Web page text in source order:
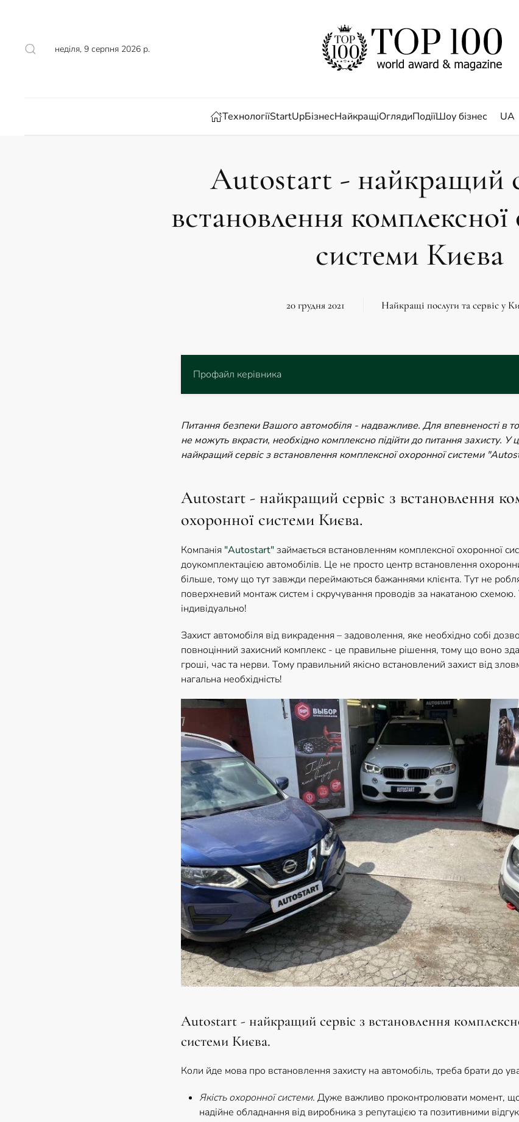
неділя, 9 серпня 2026 р.
ТехнологіїStartUpБізнесНайкращіОглядиПодіїШоу бізнес UA
Autostart - найкращий
встановлення
системи Києва
20 грудня 2021 Найкращі послуги та сервіс у
Профайл керівника
Питання безпеки Вашого автомобіля - надважливе. Для впевненості в
не можуть вкрасти, необхідно комплексно підійти до питання захисту.
найкращий сервіс з встановлення комплексної охоронної системи
Autostart - найкращий сервіс з встановлення
охоронної системи Києва.
Компанія "Autostart"займається встановленням комплексної охоронної
доукомплектацією автомобілів. Це не просто центр встановлення
більше, тому що тут завжди переймаються бажаннями клієнта. Тут не
поверхневий монтаж систем і скручування проводів за накатаною схемою.
індивідуально!
Захист автомобіля від викрадення – задоволення, яке необхідно собі
повноцінний захисний комплекс - це правильне рішення, тому що воно
гроші, час та нерви. Тому правильний якісно встановлений захист від
нагальна необхідність!
Autostart - найкращий сервіс з встановлення
системи Києва.
Коли йде мова про встановлення захисту на автомобіль, треба брати до
Якість охоронної системи. Дуже важливо проконтролювати момент,
надійне обладнання від виробника з репутацією та позитивними